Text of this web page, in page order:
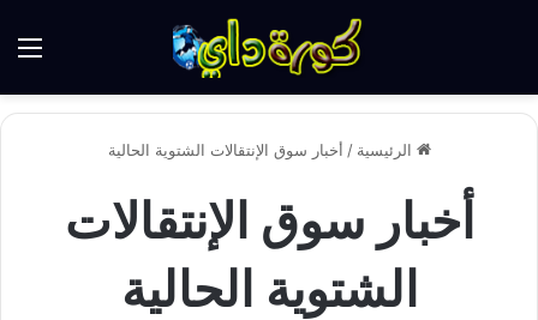
الرئيسية / أخبار سوق الإنتقالات الشتوية الحالية
أخبار سوق الإنتقالات
الشتوية الحالية